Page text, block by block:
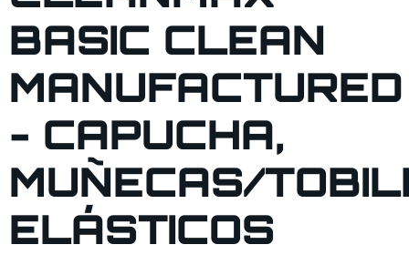
BASIC CLEAN
MANUFACTURED
- CAPUCHA,
MUÑECAS/
ELÁSTICOS